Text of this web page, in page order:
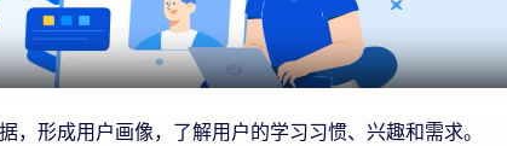
，形成用户画像，了解用户的学习习惯、兴趣和需求。